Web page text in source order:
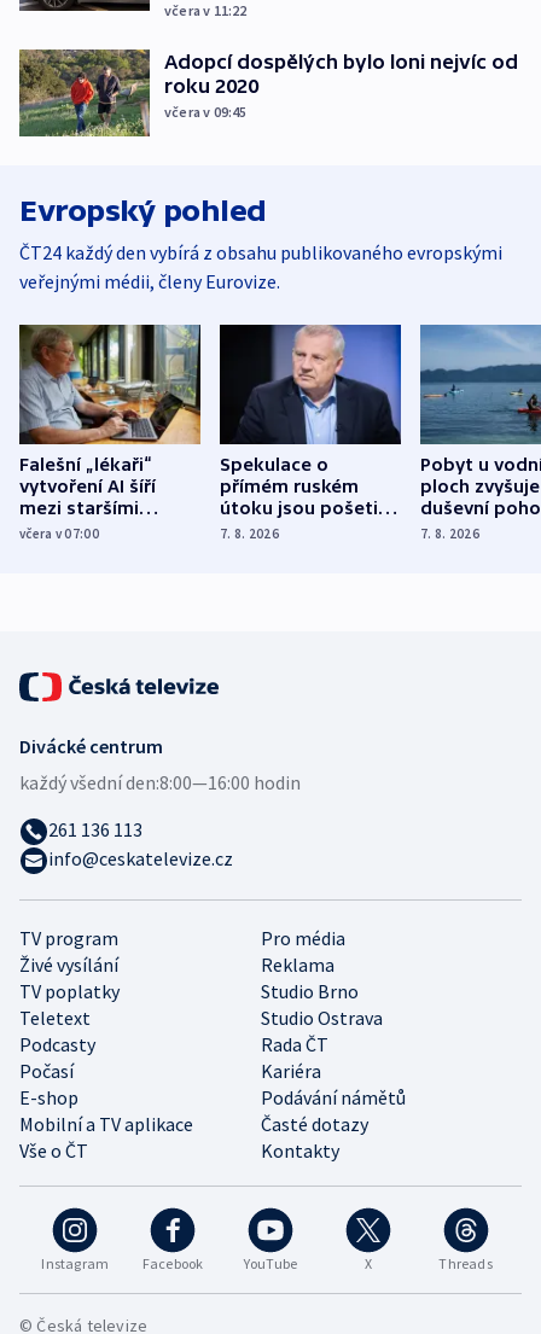
včera v 11:22
Adopcí dospělých bylo loni nejvíc od
roku 2020
včera v 09:45
Evropský pohled
ČT24 každý den vybírá z obsahu publikovaného evropskými
veřejnými médii, členy Eurovize.
Falešní „lékaři“
vytvoření AI šíří
mezi staršími
Poláky nebezpečné
včera v 07:00
Spekulace o
přímém ruském
útoku jsou pošetilé,
míní estonský
7. 8. 2026
Pobyt u
ploch zvyšuje
duševní
ukázala
7. 8. 2026
Instagram Facebook YouTube X Threads
TV program
Pro média
Živé vysílání
Reklama
TV poplatky
Studio Brno
Teletext
Studio Ostrava
Podcasty
Rada ČT
Počasí
Kariéra
E-shop
Podávání námětů
Mobilní a TV aplikace
Časté dotazy
Vše o ČT
Kontakty
Divácké centrum
každý všední den:8:00—16:00 hodin
261 136 113
info@ceskatelevize.cz
© Česká televize